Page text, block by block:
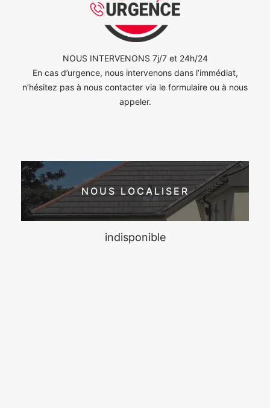
NOUS INTERVENONS 7j/7 et 24h/24
En cas d’urgence, nous intervenons dans l’immédiat,
n’hésitez pas à nous contacter via le formulaire ou à nous
appeler.
NOUS LOCALISER
indisponible